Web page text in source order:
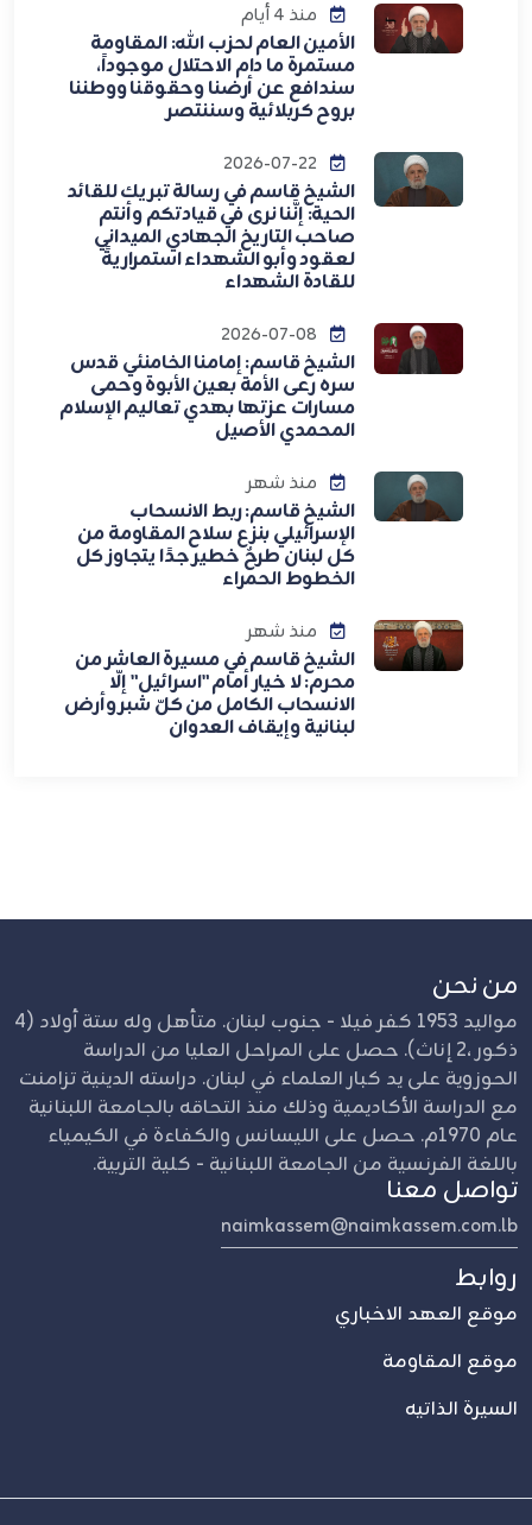
منذ 4 أيام
الأمين العام لحزب الله: المقاومة
مستمرة ما دام الاحتلال موجوداً،
سندافع عن أرضنا وحقوقنا ووطننا
بروح كربلائية وسننتصر
الشيخ قاسم في رسالة تبريك للقائد
الحية: إنَّنا نرى في قيادتكم وأنتم
صاحب التاريخ الجهادي الميداني
لعقود وأبو الشهداء استمراريةً
للقادة الشهداء
الشيخ قاسم: إمامنا الخامنئي قدس
سره رعى الأمة بعين الأبوة وحمى
مسارات عزتها بهدي تعاليم الإسلام
المحمدي الأصيل
منذ شهر
الشيخ قاسم: ربط الانسحاب
الإسرائيلي بنزع سلاح المقاومة من
كل لبنان طرحٌ خطير جدًا يتجاوز كل
الخطوط الحمراء
منذ شهر
الشيخ قاسم في مسيرة العاشر من
محرم: لا خيار أمام "اسرائيل" إلّا
الانسحاب الكامل من كلّ شبر وأرض
لبنانية وإيقاف العدوان
من نحن
مواليد 1953 كفر فيلا - جنوب لبنان. متأهل وله ستة أولاد (4
ذكور ،2 إناث). حصل على المراحل العليا من الدراسة
الحوزوية على يد كبار العلماء في لبنان. دراسته الدينية تزامنت
مع الدراسة الأكاديمية وذلك منذ التحاقه بالجامعة اللبنانية
عام 1970م. حصل على الليسانس والكفاءة في الكيمياء
باللغة الفرنسية من الجامعة اللبنانية - كلية التربية.
تواصل معنا
naimkassem@naimkassem.com.lb
روابط
موقع العهد الاخباري
موقع المقاومة
السيرة الذاتيه